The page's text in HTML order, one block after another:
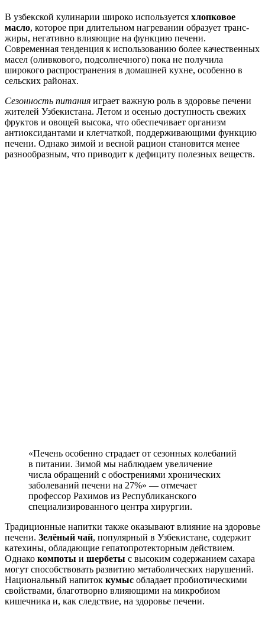
В узбекской кулинарии широко используется хлопковое
масло, которое при длительном нагревании образует транс-
жиры, негативно влияющие на функцию печени.
Современная тенденция к использованию более качественных
масел (оливкового, подсолнечного) пока не получила
широкого распространения в домашней кухне, особенно в
сельских районах.
Сезонность питания играет важную роль в здоровье печени
жителей Узбекистана. Летом и осенью доступность свежих
фруктов и овощей высока, что обеспечивает организм
антиоксидантами и клетчаткой, поддерживающими функцию
печени. Однако зимой и весной рацион становится менее
разнообразным, что приводит к дефициту полезных веществ.
«Печень особенно страдает от сезонных колебаний
в питании. Зимой мы наблюдаем увеличение
числа обращений с обострениями хронических
заболеваний печени на 27%» — отмечает
профессор Рахимов из Республиканского
специализированного центра хирургии.
Традиционные напитки также оказывают влияние на здоровье
печени. Зелёный чай, популярный в Узбекистане, содержит
катехины, обладающие гепатопротекторным действием.
Однако компоты и шербеты с высоким содержанием сахара
могут способствовать развитию метаболических нарушений.
Национальный напиток кумыс обладает пробиотическими
свойствами, благотворно влияющими на микробиом
кишечника и, как следствие, на здоровье печени.